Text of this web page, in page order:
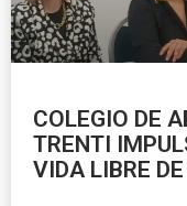
COLEGIO DE
TRENTI
VIDA LIBRE